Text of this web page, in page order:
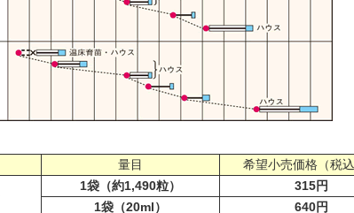
量目 希望小売価格（税
1袋（約1,490粒）
315円
1袋（20ml）
640円